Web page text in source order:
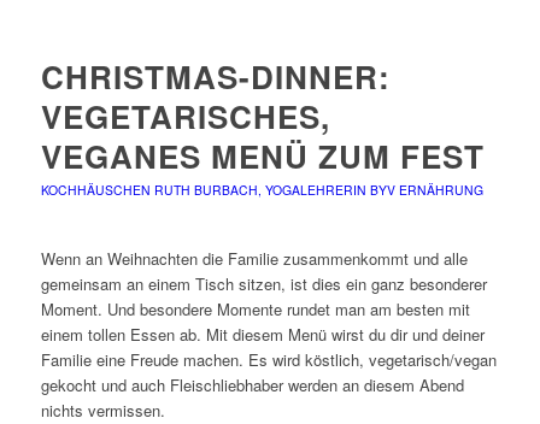
CHRISTMAS-DINNER:
VEGETARISCHES,
VEGANES MENÜ ZUM FEST
KOCHHÄUSCHEN RUTH BURBACH, YOGALEHRERIN BYV ERNÄHRUNG
Wenn an Weihnachten die Familie zusammenkommt und alle
gemeinsam an einem Tisch sitzen, ist dies ein ganz besonderer
Moment. Und besondere Momente rundet man am besten mit
einem tollen Essen ab. Mit diesem Menü wirst du dir und deiner
Familie eine Freude machen. Es wird köstlich, vegetarisch/vegan
gekocht und auch Fleischliebhaber werden an diesem Abend
nichts vermissen.